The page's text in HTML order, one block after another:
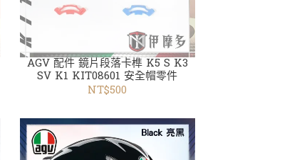
AGV 配件 鏡片段落卡榫 K5 S K3
SV K1 KIT08601 安全帽零件
NT$500